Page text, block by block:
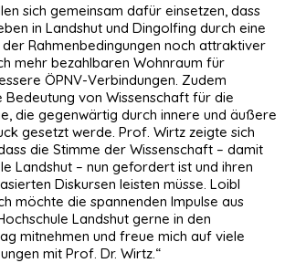
sich gemeinsam dafür einsetzen, dass
in Landshut und Dingolfing durch eine
Rahmenbedingungen noch attraktiver
mehr bezahlbaren Wohnraum für
ÖPNV-Verbindungen. Zudem
von Wissenschaft für die
die gegenwärtig durch innere und äußere
gesetzt werde. Prof. Wirtz zeigte sich
die Stimme der Wissenschaft – damit
Landshut – nun gefordert ist und ihren
Diskursen leisten müsse. Loibl
möchte die spannenden Impulse aus
Landshut gerne in den
mitnehmen und freue mich auf viele
mit Prof. Dr. Wirtz.“